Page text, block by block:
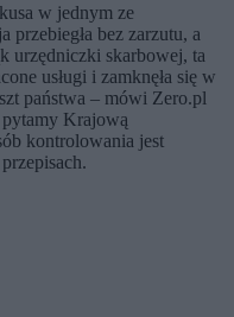
w jednym ze
przebiegła bez zarzutu, a
urzędniczki skarbowej, ta
usługi i zamknęła się w
państwa – mówi Zero.pl
pytamy Krajową
kontrolowania jest